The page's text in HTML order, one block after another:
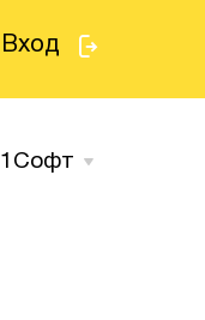
Вход
1Cофт